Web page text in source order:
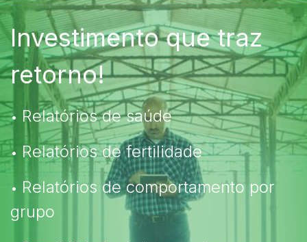
Investimento que traz
retorno!
• Relatórios de saúde
• Relatórios de fertilidade
• Relatórios de comportamento por
grupo